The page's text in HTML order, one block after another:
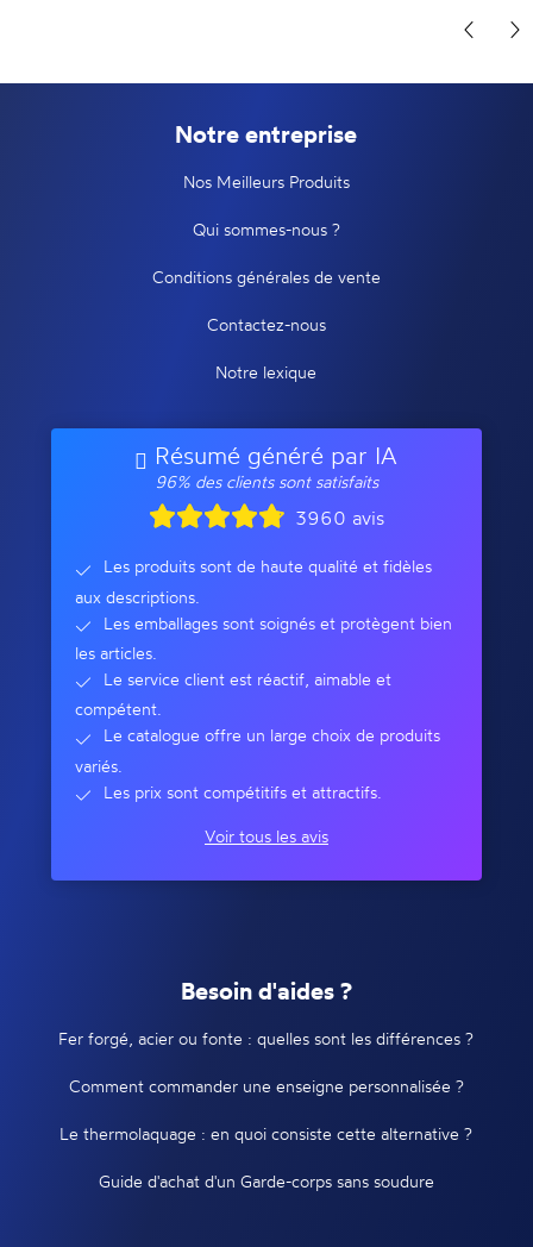
Notre entreprise
Nos Meilleurs Produits
Qui sommes-nous ?
Conditions générales de vente
Contactez-nous
Notre lexique
Résumé généré par IA
96% des clients sont satisfaits
3960 avis
Les produits sont de haute qualité et fidèles
aux descriptions.
Les emballages sont soignés et protègent bien
les articles.
Le service client est réactif, aimable et
compétent.
Le catalogue offre un large choix de produits
variés.
Les prix sont compétitifs et attractifs.
Voir tous les avis
Besoin d'aides ?
Fer forgé, acier ou fonte : quelles sont les différences ?
Comment commander une enseigne personnalisée ?
Le thermolaquage : en quoi consiste cette alternative ?
Guide d'achat d'un Garde-corps sans soudure